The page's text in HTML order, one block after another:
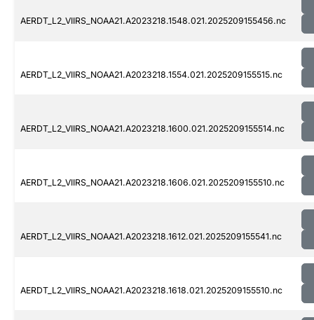
AERDT_L2_VIIRS_NOAA21.A2023218.1548.021.2025209155456.nc
AERDT_L2_VIIRS_NOAA21.A2023218.1554.021.2025209155515.nc
AERDT_L2_VIIRS_NOAA21.A2023218.1600.021.2025209155514.nc
AERDT_L2_VIIRS_NOAA21.A2023218.1606.021.2025209155510.nc
AERDT_L2_VIIRS_NOAA21.A2023218.1612.021.2025209155541.nc
AERDT_L2_VIIRS_NOAA21.A2023218.1618.021.2025209155510.nc